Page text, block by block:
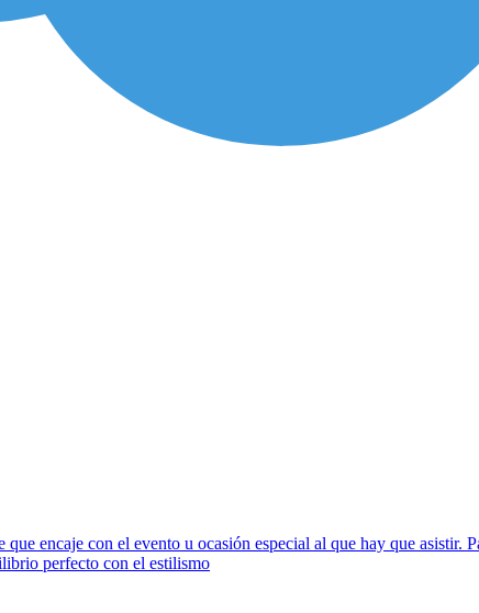
encaje con el evento u ocasión especial al que hay que asistir.
perfecto con el estilismo